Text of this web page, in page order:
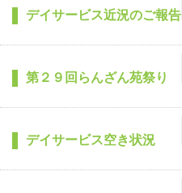
デイサービス近況のご報告
第２９回らんざん苑祭り
デイサービス空き状況